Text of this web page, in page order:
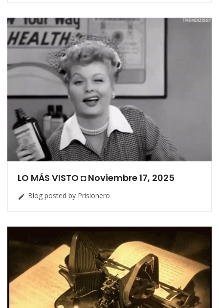
LO MÁS VISTO ◘ Noviembre 17, 2025
 Blog posted by Prisionero